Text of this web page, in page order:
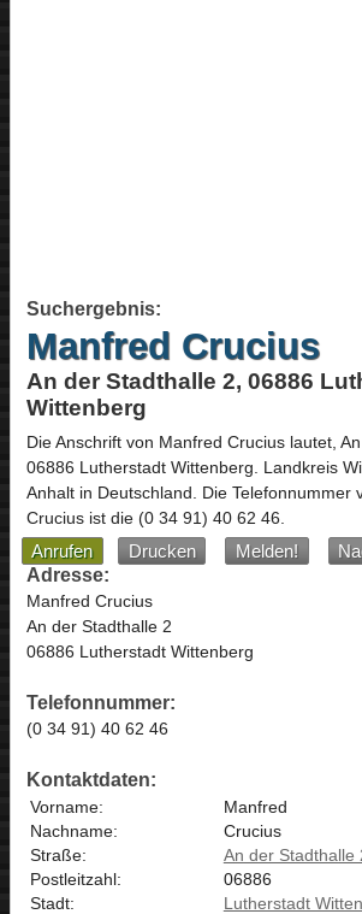
Suchergebnis:
Manfred Crucius
An der Stadthalle 2, 06886
Wittenberg
Die Anschrift von Manfred Cruciuslautet,
06886 Lutherstadt Wittenberg. Landkreis
Anhaltin Deutschland. Die Telefonnummer
Crucius ist die (0 34 91) 40 62 46.
Anrufen Drucken Melden!
Adresse:
Manfred Crucius
An der Stadthalle 2
06886 Lutherstadt Wittenberg
Telefonnummer:
(0 34 91) 40 62 46
Kontaktdaten:
Vorname:
Manfred
Nachname:
Crucius
Straße:
An der Stadthalle
Postleitzahl:
06886
Stadt:
Lutherstadt